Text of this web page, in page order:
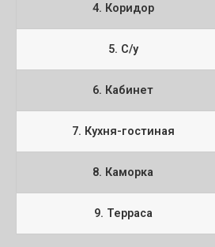
4. Коридор
5. С/у
6. Кабинет
7. Кухня-гостиная
8. Каморка
9. Терраса